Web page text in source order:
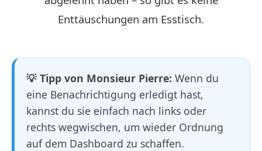
Enttäuschungen am Esstisch.
💡 Tipp von Monsieur Pierre: Wenn du
eine Benachrichtigung erledigt hast,
kannst du sie einfach nach links oder
rechts wegwischen, um wieder Ordnung
auf dem Dashboard zu schaffen.